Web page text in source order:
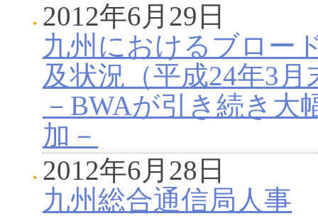
2012年6月29日
九州におけるブロー
及状況（平成24年3月
－BWAが引き続き大
加－
2012年6月28日
九州総合通信局人事